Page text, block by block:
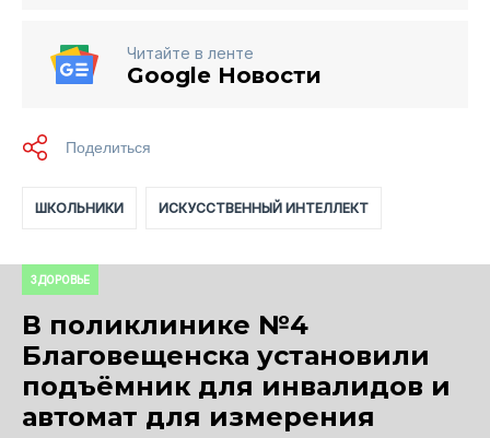
Читайте в ленте
Google Новости
ШКОЛЬНИКИ ИСКУССТВЕННЫЙ ИНТЕЛЛЕКТ
ЗДОРОВЬЕ
В поликлинике №4
Благовещенска установили
подъёмник для инвалидов и
автомат для измерения